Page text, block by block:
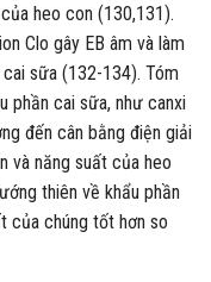
heo con (130,131).
Clo gây EB âm và làm
sữa (132-134). Tóm
phần cai sữa, như canxi
đến cân bằng điện giải
và năng suất của heo
thiên về khẩu phần
của chúng tốt hơn so